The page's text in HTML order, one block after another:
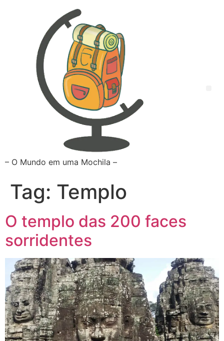
– O Mundo em uma Mochila –
Tag: Templo
O templo das 200 faces
sorridentes